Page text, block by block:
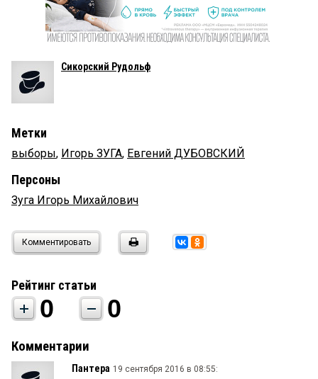
Сикорский Рудольф
Метки
выборы, Игорь ЗУГА, Евгений ДУБОВСКИЙ
Персоны
Зуга Игорь Михайлович
Комментировать
Рейтинг статьи
0 0
Комментарии
Пантера 19 сентября 2016 в 08:55: